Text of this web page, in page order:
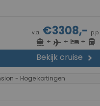
v.a. €3308,- p.p.
directions_boat + flight + hotel+ directions_bus
Bekijk cruise chevron_right
- Hoge kortingen